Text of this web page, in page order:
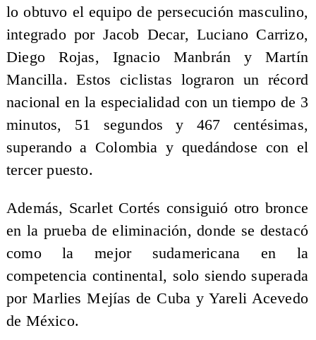
lo obtuvo el equipo de persecución masculino,
integrado por Jacob Decar, Luciano Carrizo,
Diego Rojas, Ignacio Manbrán y Martín
Mancilla. Estos ciclistas lograron un récord
nacional en la especialidad con un tiempo de 3
minutos, 51 segundos y 467 centésimas,
superando a Colombia y quedándose con el
tercer puesto.
Además, Scarlet Cortés consiguió otro bronce
en la prueba de eliminación, donde se destacó
como la mejor sudamericana en la
competencia continental, solo siendo superada
por Marlies Mejías de Cuba y Yareli Acevedo
de México.